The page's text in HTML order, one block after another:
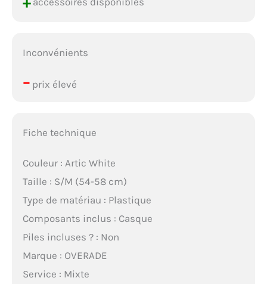
Inconvénients
–prix élevé
Fiche technique
Couleur : Artic White
Taille : S/M (54-58 cm)
Type de matériau : Plastique
Composants inclus : Casque
Piles incluses ? : Non
Marque : OVERADE
Service : Mixte